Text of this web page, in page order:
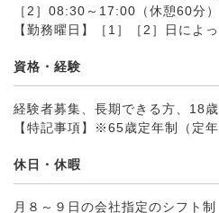
［2］08:30～17:00（休憩60分）
【勤務曜日】［1］［2］日によ
資格・経験
経験者募集、長期できる方、18
【特記事項】※65歳定年制（定
休日・休暇
月８～９日の会社指定のシフト制